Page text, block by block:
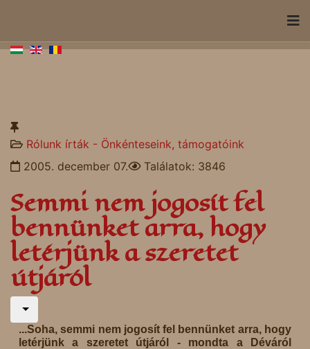
Rólunk írták - Önkénteseink, támogatóink
2005. december 07.
Találatok: 3846
Semmi nem jogosít fel
bennünket arra, hogy
letérjünk a szeretet
útjáról
...Soha, semmi nem jogosít fel bennünket arra, hogy
letérjünk a szeretet útjáról - mondta a Déváról